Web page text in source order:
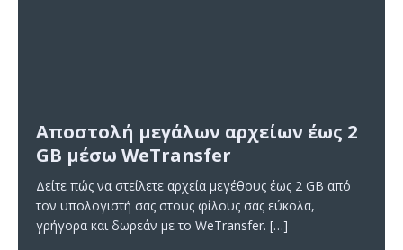
Αποστολή μεγάλων αρχείων έως 2
GB μέσω WeTransfer
Δείτε πώς να στείλετε αρχεία μεγέθους έως 2 GB από
τον υπολογιστή σας στους φίλους σας εύκολα,
γρήγορα και δωρεάν με το WeTransfer. […]